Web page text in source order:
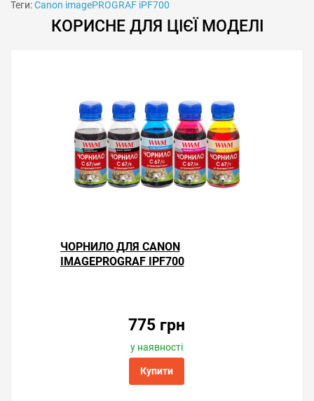
Особливості використання
Скидання памперса рекомендується робити тоді, коли
рівень відпрацювання не нижче 15 %. Іноді може не
змінюватися індикація діода з червоного на зелений
Вирішили купити програматор памперса Canon
imagePROGRAF iPF700 — оформіть замовлення або
напишіть онлайн-консультанту. Ми відповімо на
Теги:Canon imagePROGRAF iPF700
КОРИСНЕ ДЛЯ ЦІЄЇ МОДЕЛІ
ЧОРНИЛО ДЛЯ CANON
IMAGEPROGRAF IPF700
775 грн
у наявності
Купити